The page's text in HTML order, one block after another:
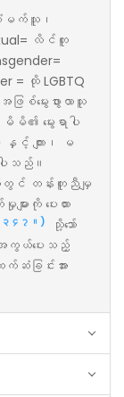
စုံမက်သူ၊
လိင်တူ
= ထို LGBTQ
ဖြစ်မွေးဖွားလာသူ
မွေးရာပါ
င့် ကျား၊ မ
ါသည်။
င် တန်းတူညီမျှ
းကို ပေးထား
၃၄၇။)
သို့သော်
အကွယ်ပေးသည့်
က်ဆံခြင်းအား